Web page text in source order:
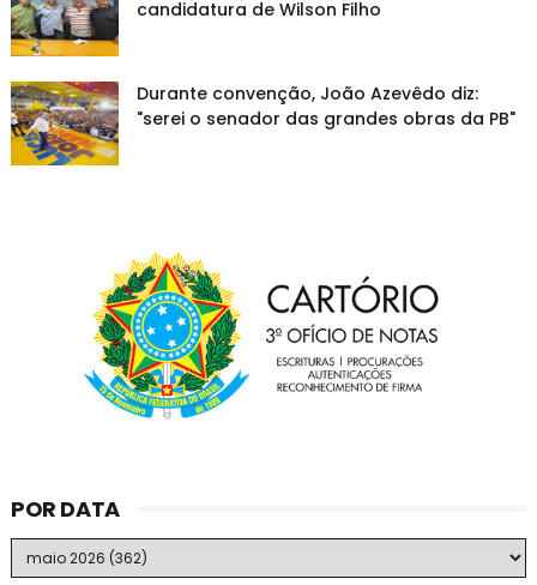
candidatura de Wilson Filho
Durante convenção, João Azevêdo diz:
"serei o senador das grandes obras da PB"
POR DATA